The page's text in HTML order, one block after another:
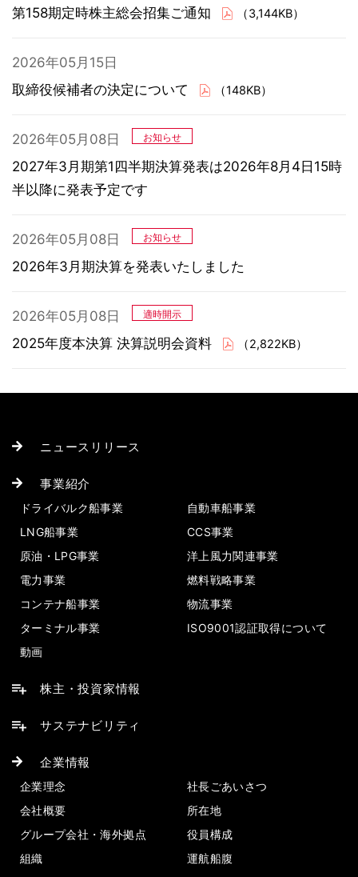
第158期定時株主総会招集ご通知
（3,144KB）
2026年05月15日
取締役候補者の決定について
（148KB）
2026年05月08日 お知らせ
2027年3月期第1四半期決算発表は2026年8月4日15時
半以降に発表予定です
2026年05月08日 お知らせ
2026年3月期決算を発表いたしました
2026年05月08日 適時開示
2025年度本決算 決算説明会資料 （2,822KB）
ニュースリリース
事業紹介
ドライバルク船事業
自動車船事業
LNG船事業
CCS事業
原油・LPG事業
洋上風力関連事業
電力事業
燃料戦略事業
コンテナ船事業
物流事業
ターミナル事業
ISO9001認証取得について
動画
株主・投資家情報
サステナビリティ
企業情報
企業理念
社長ごあいさつ
会社概要
所在地
グループ会社・海外拠点
役員構成
組織
運航船腹